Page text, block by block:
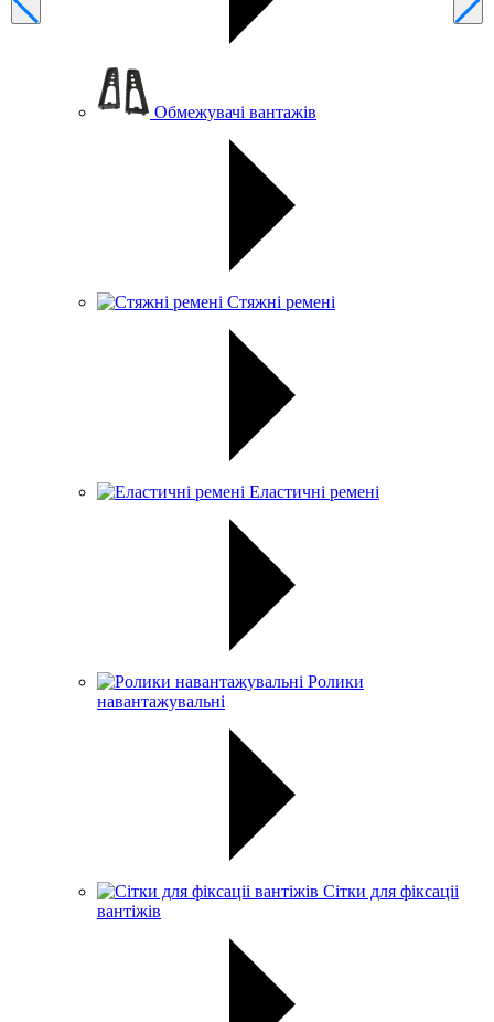
Обмежувачі вантажів
Стяжні ремені
Еластичні ремені
Ролики
навантажувальні
Сітки для фіксаціі
вантіжів